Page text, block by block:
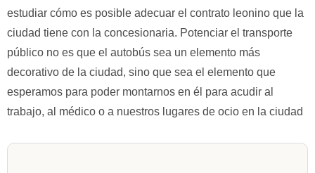
estudiar cómo es posible adecuar el contrato leonino que la
ciudad tiene con la concesionaria. Potenciar el transporte
público no es que el autobús sea un elemento más
decorativo de la ciudad, sino que sea el elemento que
esperamos para poder montarnos en él para acudir al
trabajo, al médico o a nuestros lugares de ocio en la ciudad